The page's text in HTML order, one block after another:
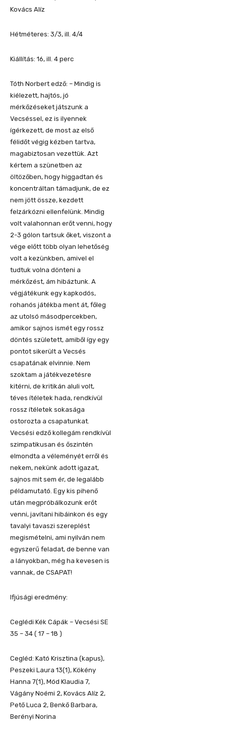
Kovács Alíz
Hétméteres: 3/3, ill. 4/4
Kiállítás: 16, ill. 4 perc
Tóth Norbert edző: – Mindig is
kiélezett, hajtós, jó
mérkőzéseket játszunk a
Vecséssel, ez is ilyennek
ígérkezett, de most az első
félidőt végig kézben tartva,
magabiztosan vezettük. Azt
kértem a szünetben az
öltözőben, hogy higgadtan és
koncentráltan támadjunk, de ez
nem jött össze, kezdett
felzárkózni ellenfelünk. Mindig
volt valahonnan erőt venni, hogy
2-3 gólon tartsuk őket, viszont a
vége előtt több olyan lehetőség
volt a kezünkben, amivel el
tudtuk volna dönteni a
mérkőzést, ám hibáztunk. A
végjátékunk egy kapkodós,
rohanós játékba ment át, főleg
az utolsó másodpercekben,
amikor sajnos ismét egy rossz
döntés született, amiből így egy
pontot sikerült a Vecsés
csapatának elvinnie. Nem
szoktam a játékvezetésre
kitérni, de kritikán aluli volt,
téves ítéletek hada, rendkívül
rossz ítéletek sokasága
ostorozta a csapatunkat.
Vecsési edző kollegám rendkívül
szimpatikusan és őszintén
elmondta a véleményét erről és
nekem, nekünk adott igazat,
sajnos mit sem ér, de legalább
példamutató. Egy kis pihenő
után megpróbálkozunk erőt
venni, javítani hibáinkon és egy
tavalyi tavaszi szereplést
megismételni, ami nyilván nem
egyszerű feladat, de benne van
a lányokban, még ha kevesen is
vannak, de CSAPAT!
Ifjúsági eredmény:
Ceglédi Kék Cápák – Vecsési SE
35 – 34 ( 17 – 18 )
Cegléd: Kató Krisztina (kapus),
Peszeki Laura 13(1), Kökény
Hanna 7(1), Mód Klaudia 7,
Vágány Noémi 2, Kovács Alíz 2,
Pető Luca 2, Benkő Barbara,
Berényi Norina